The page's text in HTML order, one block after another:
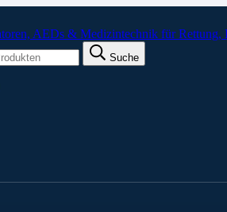
Suche